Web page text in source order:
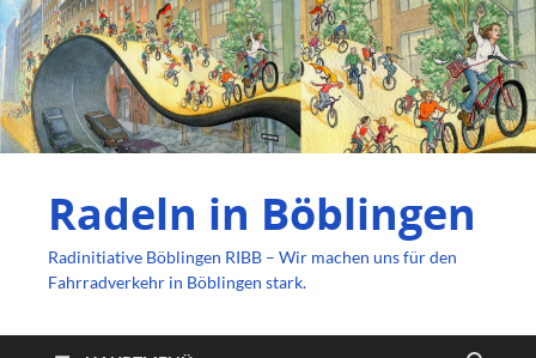
Radeln in Böblingen
Radinitiative Böblingen RIBB – Wir machen uns für den
Fahrradverkehr in Böblingen stark.